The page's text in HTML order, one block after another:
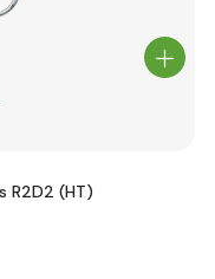
R2D2 (HT)